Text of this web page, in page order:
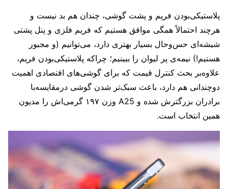
پلاستیکی‌بودن فریم و پشت گوشی، چندان هم بد نیست و
هرچند احتمالاً همگی موافق هستیم که فریم فلزی و پنل پشتی
شیشه‌ای حس‌وحال بسیار بهتری دارد، می‌توانیم (و مجبور
هستیم!) نیمه‌ی پر لیوان را ببینیم؛ چراکه پلاستیکی‌بودن فریم،
علاوه‌بر بحث کنترل قیمت که برای گوشی‌های اقتصادی اهمیت
دوچندانی هم دارد، باعث سبک‌تر شدن گوشی درمقایسه‌با
برادران بزرگترش شده و A25 وزن ۱۹۷ گرمی‌اش را مدیون
همین انتخاب است.